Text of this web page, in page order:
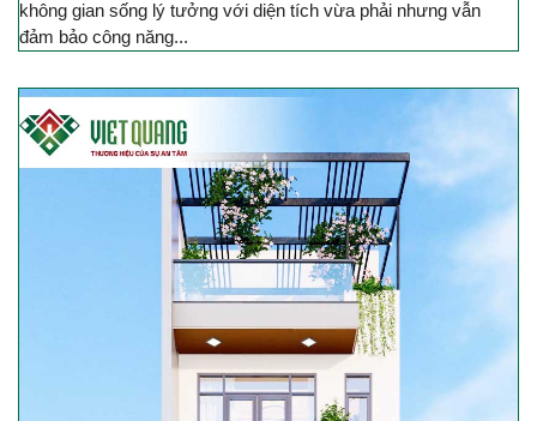
không gian sống lý tưởng với diện tích vừa phải nhưng vẫn
đảm bảo công năng...